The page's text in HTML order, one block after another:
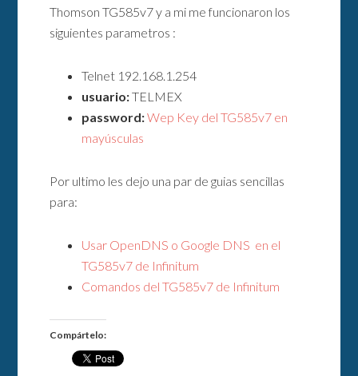
Thomson TG585v7 y a mi me funcionaron los
siguientes parametros :
Telnet 192.168.1.254
usuario:TELMEX
password:Wep Key del TG585v7 en
mayúsculas
Por ultimo les dejo una par de guias sencillas
para:
Usar OpenDNS o Google DNS en el
TG585v7 de Infinitum
Comandos del TG585v7 de Infinitum
Compártelo: